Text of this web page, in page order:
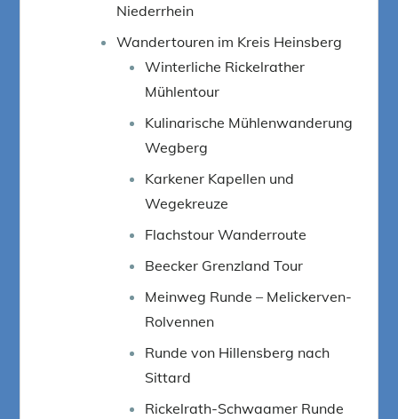
Niederrhein
Wandertouren im Kreis Heinsberg
Winterliche Rickelrather
Mühlentour
Kulinarische Mühlenwanderung
Wegberg
Karkener Kapellen und
Wegekreuze
Flachstour Wanderroute
Beecker Grenzland Tour
Meinweg Runde – Melickerven-
Rolvennen
Runde von Hillensberg nach
Sittard
Rickelrath-Schwaamer Runde